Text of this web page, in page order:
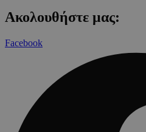
Ακολουθήστε μας:
Facebook